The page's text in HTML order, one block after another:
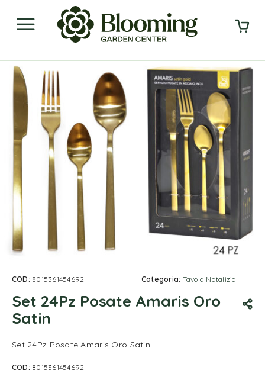
COD: 8015361454692 Categoria: Tavola Natalizia
Set 24Pz Posate Amaris Oro
Satin
Set 24Pz Posate Amaris Oro Satin
COD: 8015361454692